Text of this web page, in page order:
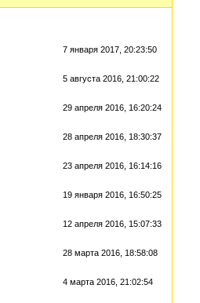
7 января 2017, 20:23:50
5 августа 2016, 21:00:22
29 апреля 2016, 16:20:24
28 апреля 2016, 18:30:37
23 апреля 2016, 16:14:16
19 января 2016, 16:50:25
12 апреля 2016, 15:07:33
28 марта 2016, 18:58:08
4 марта 2016, 21:02:54